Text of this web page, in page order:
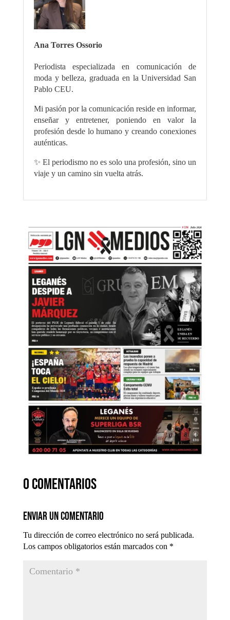
Ana Torres Ossorio
Periodista especializada en comunicación de
moda y belleza, graduada en la Universidad San
Pablo CEU.
Mi pasión por la comunicación reside en informar,
enseñar y entretener, poniendo en valor la
profesión desde lo humano y creando conexiones
auténticas.
✨ El periodismo no es solo una profesión, sino un
viaje y un camino sin vuelta atrás.
0 comentarios
Enviar un comentario
Tu dirección de correo electrónico no será publicada.
Los campos obligatorios están marcados con *